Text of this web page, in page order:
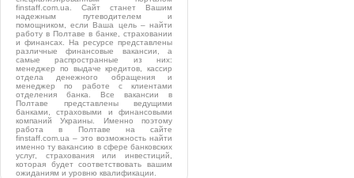
finstaff.com.ua. Сайт станет Вашим
надежным путеводителем и
помощником, если Ваша цель – найти
работу в Полтаве в банке, страховании
и финансах. На ресурсе представлены
различные финансовые вакансии, а
самые распространные из них:
менеджер по выдаче кредитов, кассир
отдела денежного обращения и
менеджер по работе с клиентами
отделения банка. Все вакансии в
Полтаве представлены ведущими
банками, страховыми и финансовыми
компаний Украины. Именно поэтому
работа в Полтаве на сайте
finstaff.com.ua – это возможность найти
именно ту вакансию в сфере банковских
услуг, страхования или инвестиций,
которая будет соответствовать вашим
ожиданиям и уровню квалификации.